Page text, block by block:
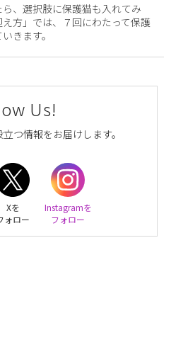
、選択肢に保護猫も入れてみ
方」では、７回にわたって保護
きます。
Us!
つ情報をお届けします。
Xを
ォロー
Instagramを
フォロー